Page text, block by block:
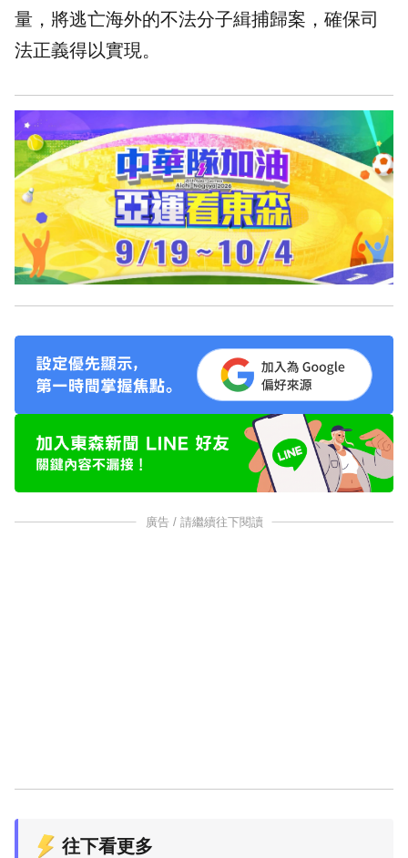
量，將逃亡海外的不法分子緝捕歸案，確保司
法正義得以實現。
廣告 / 請繼續往下閱讀
往下看更多